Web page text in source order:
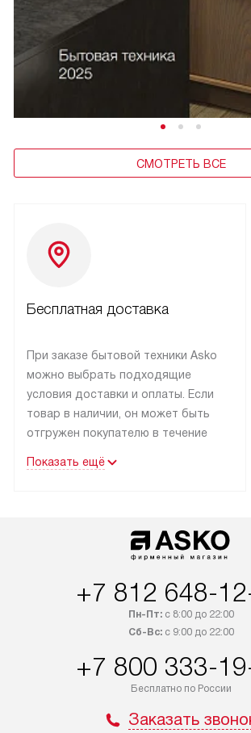
СМОТРЕТЬ ВСЕ
Бесплатная доставка
При заказе бытовой техники Asko
можно выбрать подходящие
условия доставки и оплаты. Если
товар в наличии, он может быть
отгружен покупателю в течение
оплачивается дополнительно.
Возможна доставка товаров
Показать ещё
+7 812 648-
Пн-Пт:с 8:00 до 22:00
Сб-Вс:с 9:00 до 22:00
+7 800 333-
Бесплатно по России
Заказать